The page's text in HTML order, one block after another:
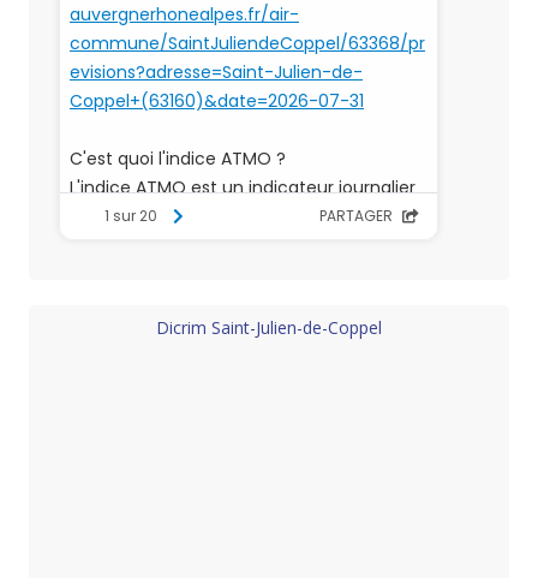
Dicrim Saint-Julien-de-Coppel